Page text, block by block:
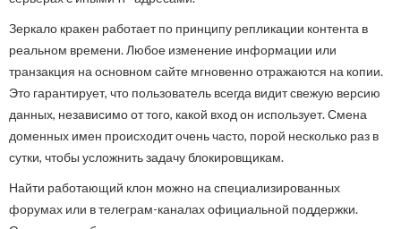
Зеркало кракен работает по принципу репликации контента в
реальном времени. Любое изменение информации или
транзакция на основном сайте мгновенно отражаются на копии.
Это гарантирует, что пользователь всегда видит свежую версию
данных, независимо от того, какой вход он использует. Смена
доменных имен происходит очень часто, порой несколько раз в
сутки, чтобы усложнить задачу блокировщикам.
Найти работающий клон можно на специализированных
форумах или в телеграм-каналах официальной поддержки.